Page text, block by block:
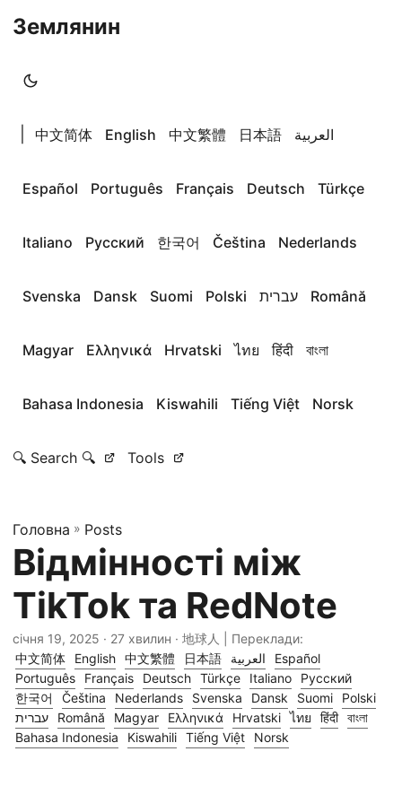
Землянин
中文简体 English 中文繁體 日本語 العربية
Español Português Français Deutsch Türkçe
Italiano Русский 한국어 Čeština Nederlands
Svenska Dansk Suomi Polski עברית Română
Magyar Ελληνικά Hrvatski ไทย हिंदी বাংলা
Bahasa Indonesia Kiswahili Tiếng Việt Norsk
🔍 Search 🔍 Tools
Головна » Posts
Відмінності між
TikTok та RedNote
січня 19, 2025 · 27 хвилин · 地球人 | Переклади:
中文简体
English 中文繁體 日本語 العربية
Español
Português
Français Deutsch Türkçe Italiano
Русский
한국어
Čeština Nederlands Svenska Dansk Suomi
Polski
עברית
Română Magyar Ελληνικά Hrvatski ไทย हिंदी বাংলা
Bahasa Indonesia
Kiswahili Tiếng Việt Norsk